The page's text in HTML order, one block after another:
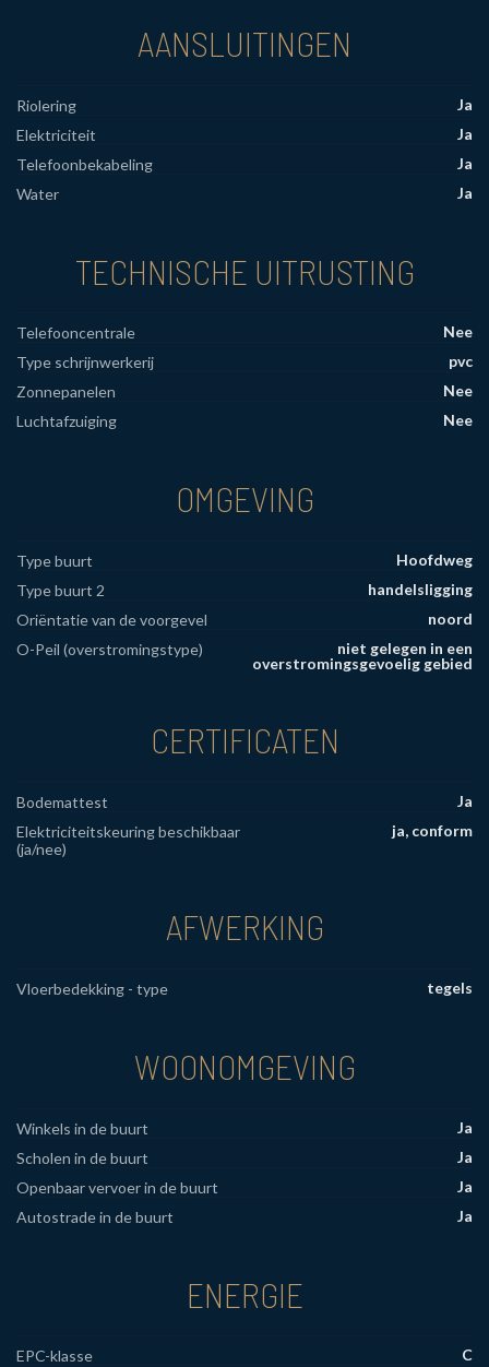
AANSLUITINGEN
Riolering
Ja
Elektriciteit
Ja
Telefoonbekabeling
Ja
Water
Ja
TECHNISCHE UITRUSTING
Telefooncentrale
Nee
Type schrijnwerkerij
pvc
Zonnepanelen
Nee
Luchtafzuiging
Nee
OMGEVING
Type buurt
Hoofdweg
Type buurt 2
handelsligging
Oriëntatie van de voorgevel
noord
O-Peil (overstromingstype)
niet gelegen in een
overstromingsgevoelig gebied
CERTIFICATEN
Bodemattest
Ja
Elektriciteitskeuring beschikbaar
(ja/nee)
ja, conform
AFWERKING
Vloerbedekking - type tegels
WOONOMGEVING
Winkels in de buurt
Ja
Scholen in de buurt
Ja
Openbaar vervoer in de buurt
Ja
Autostrade in de buurt
Ja
ENERGIE
EPC-klasse
C